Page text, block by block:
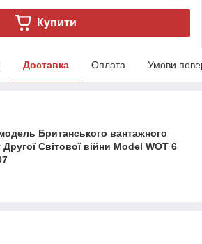
Купити
Доставка Оплата Умови
Британського вантажного
Світової війни Model WOT 6